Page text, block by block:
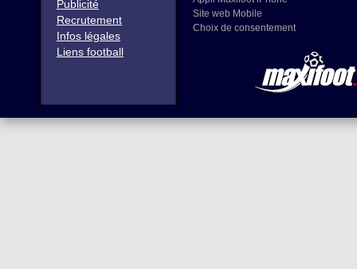
Publicité
Recrutement
Infos légales
Liens football
Site web Mobile
Choix de consentement